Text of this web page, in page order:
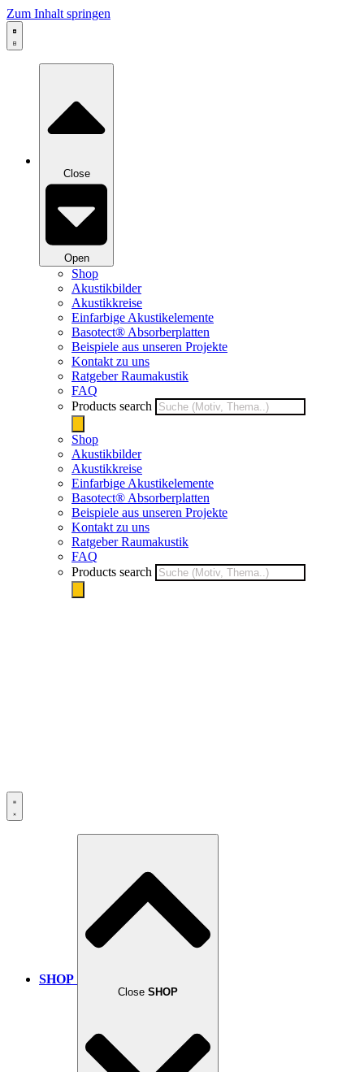
Zum Inhalt springen
Close
Open
Shop
Akustikbilder
Akustikkreise
Einfarbige Akustikelemente
Basotect® Absorberplatten
Beispiele aus unseren Projekte
Kontakt zu uns
Ratgeber Raumakustik
FAQ
Products search
Shop
Akustikbilder
Akustikkreise
Einfarbige Akustikelemente
Basotect® Absorberplatten
Beispiele aus unseren Projekte
Kontakt zu uns
Ratgeber Raumakustik
FAQ
Products search
SHOP
Close SHOP